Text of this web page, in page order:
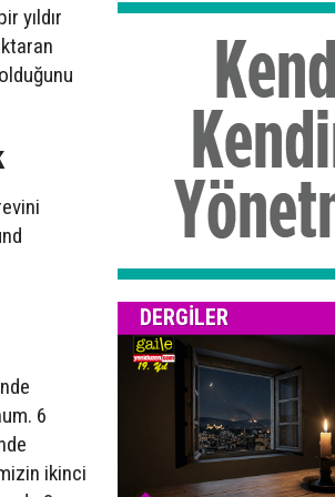
yıldır
6
ikinci
DERGILER